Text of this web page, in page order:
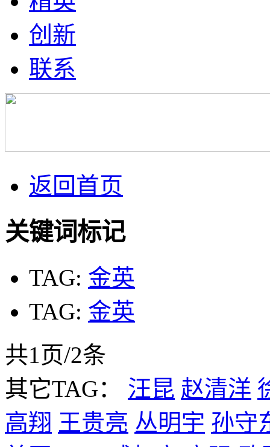
创新
联系
返回首页
关键词标记
TAG: 金英
TAG: 金英
共1页/2条
其它TAG： 汪昆 赵清洋
高翔 王贵亮 丛明宇 孙守